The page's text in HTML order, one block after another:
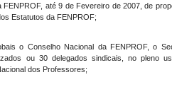
até 9 de Fevereiro de 2007, de
Estatutos da FENPROF;
o Conselho Nacional da FENPROF, o
ou 30 delegados sindicais, no pleno
dos Professores;